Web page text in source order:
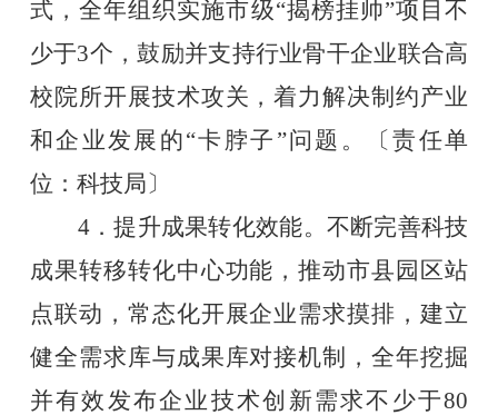
式，全年组织实施市级“揭榜挂帅”项目不
少于3个，鼓励并支持行业骨干企业联合高
校院所开展技术攻关，着力解决制约产业
和企业发展的“卡脖子”问题。〔责任单
位：科技局〕
4．提升成果转化效能。不断完善科技
成果转移转化中心功能，推动市县园区站
点联动，常态化开展企业需求摸排，建立
健全需求库与成果库对接机制，全年挖掘
并有效发布企业技术创新需求不少于80